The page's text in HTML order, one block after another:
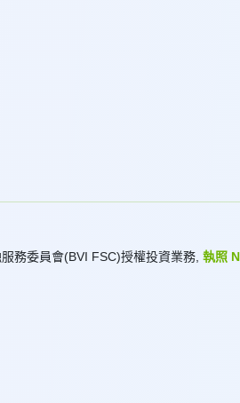
務委員會(BVI FSC)授權投資業務, 執照